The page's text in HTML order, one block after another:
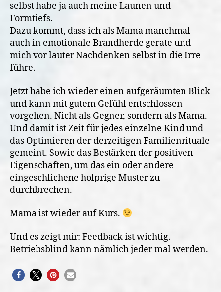
selbst habe ja auch meine Launen und
Formtiefs.
Dazu kommt, dass ich als Mama manchmal
auch in emotionale Brandherde gerate und
mich vor lauter Nachdenken selbst in die Irre
führe.
Jetzt habe ich wieder einen aufgeräumten Blick
und kann mit gutem Gefühl entschlossen
vorgehen. Nicht als Gegner, sondern als Mama.
Und damit ist Zeit für jedes einzelne Kind und
das Optimieren der derzeitigen Familienrituale
gemeint. Sowie das Bestärken der positiven
Eigenschaften, um das ein oder andere
eingeschlichene holprige Muster zu
durchbrechen.
Mama ist wieder auf Kurs.
Und es zeigt mir: Feedback ist wichtig.
Betriebsblind kann nämlich jeder mal werden.